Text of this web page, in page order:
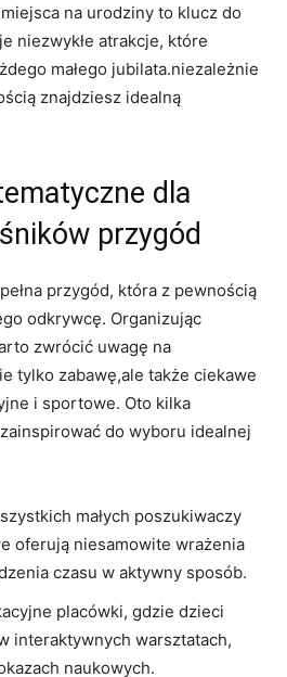
na urodziny to klucz do
niezwykłe atrakcje,‌ które
małego jubilata.niezależnie
znajdziesz idealną
‍dla
przygód
przygód, która z pewnością
odkrywcę. Organizując
zwrócić uwagę na
tylko zabawę,ale także ciekawe
i sportowe. Oto kilka
do wyboru idealnej
małych poszukiwaczy
oferują niesamowite wrażenia
czasu w aktywny sposób.
placówki, gdzie dzieci
interaktywnych warsztatach,
naukowych.